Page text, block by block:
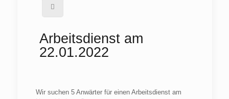
Arbeitsdienst am
22.01.2022
Wir suchen 5 Anwärter für einen Arbeitsdienst am